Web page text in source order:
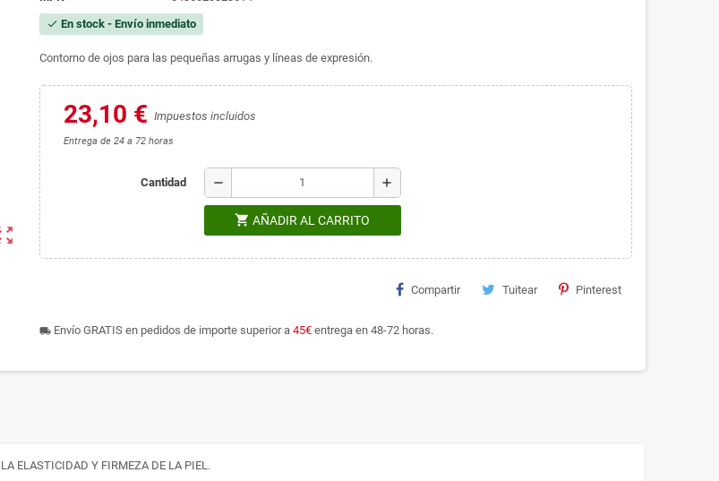
check En stock - Envío inmediato
Contorno de ojos para las pequeñas arrugas y líneas de expresión.
23,10 € Impuestos incluidos
Entrega de 24 a 72 horas
Cantidad remove add
shopping_cart AÑADIR AL CARRITO
Compartir Tuitear Pinterest
local_shippingEnvío GRATIS en pedidos de importe superior a 45€entrega en 48-72 horas.
ELASTICIDAD Y FIRMEZA DE LA PIEL.